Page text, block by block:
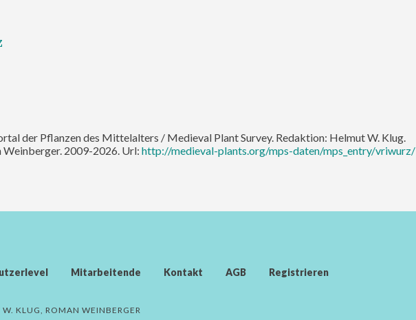
der Pflanzen des Mittelalters / Medieval Plant Survey. Redaktion: Helmut W. Klug.
Weinberger. 2009-2026. Url: http://medieval-plants.org/mps-daten/mps_entry/vriwurz/
Mitarbeitende Kontakt AGB Registrieren
KLUG, ROMAN WEINBERGER